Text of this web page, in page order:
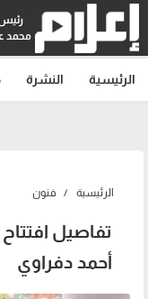
رئيس
محمد
الرئيسية النشرة
الرئيسية فنون
تفاصيل
أحمد دفراوي